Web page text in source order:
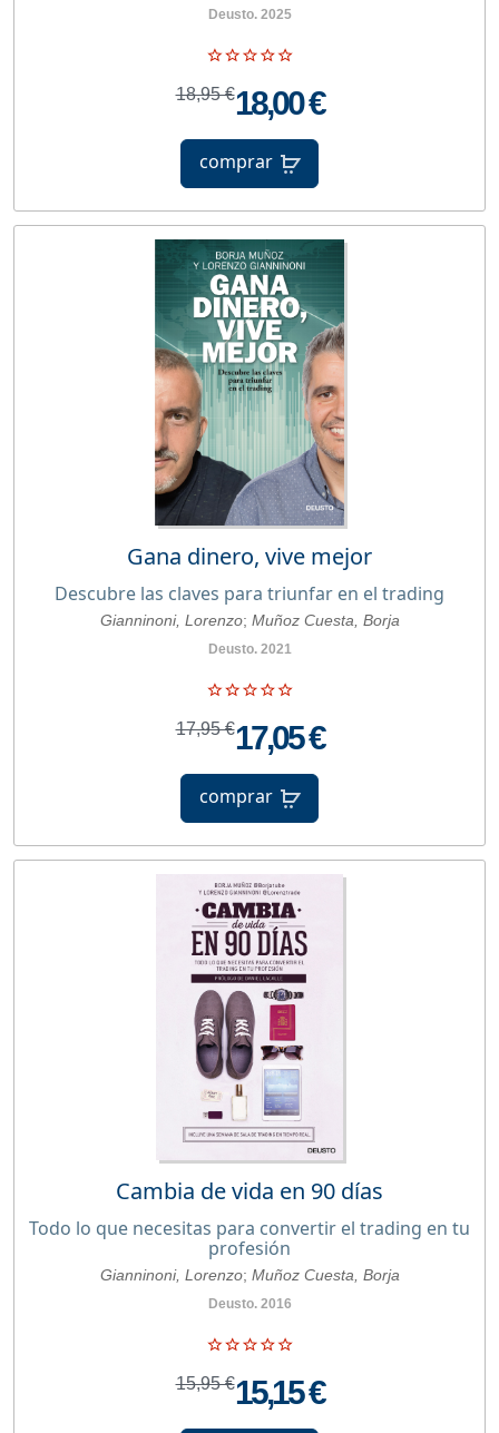
Deusto. 2025
18,95 €18,00 €
comprar
Gana dinero, vive mejor
Descubre las claves para triunfar en el trading
Gianninoni, Lorenzo; Muñoz Cuesta, Borja
Deusto. 2021
17,95 €17,05 €
comprar
Cambia de vida en 90 días
Todo lo que necesitas para convertir el trading en tu
profesión
Gianninoni, Lorenzo; Muñoz Cuesta, Borja
Deusto. 2016
15,95 €15,15 €